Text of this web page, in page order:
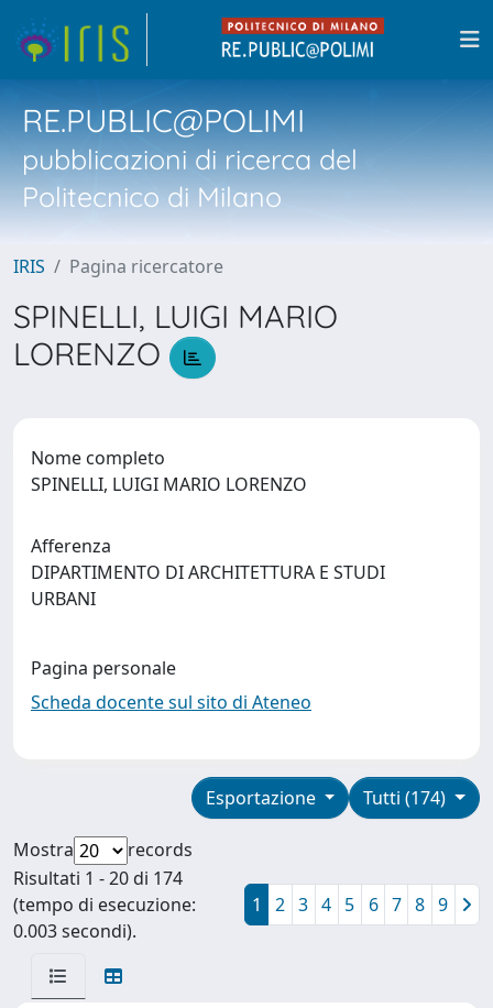
RE.PUBLIC@POLIMI
pubblicazioni di ricerca del
Politecnico di Milano
IRIS Pagina ricercatore
SPINELLI, LUIGI MARIO
LORENZO
Nome completo
SPINELLI, LUIGI MARIO LORENZO
Afferenza
DIPARTIMENTO DI ARCHITETTURA E STUDI
URBANI
Pagina personale
Scheda docente sul sito di Ateneo
Tutti (174)
Esportazione
Mostra
records
Risultati 1 - 20 di 174
(tempo di esecuzione:
0.003 secondi).
1 2 3 4 5 6 7 8 9